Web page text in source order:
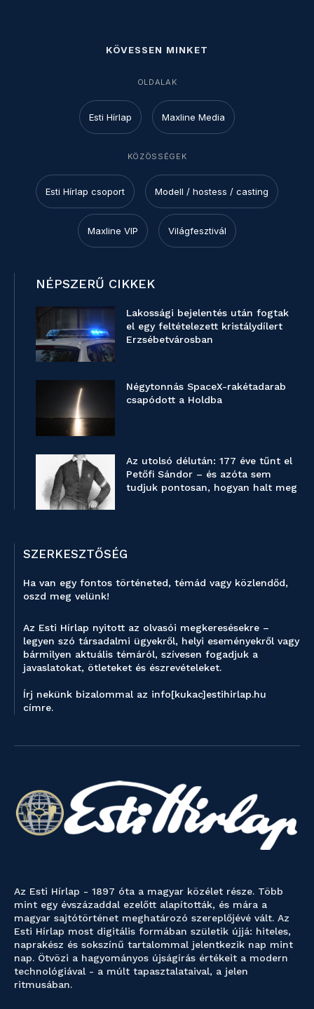
KÖVESSEN MINKET
OLDALAK
Esti Hírlap Maxline Media
KÖZÖSSÉGEK
Esti Hírlap csoport Modell / hostess / casting
Maxline VIP Világfesztivál
NÉPSZERŰ CIKKEK
Lakossági bejelentés után fogtak
el egy feltételezett kristálydílert
Erzsébetvárosban
Négytonnás SpaceX-rakétadarab
csapódott a Holdba
Az utolsó délután: 177 éve tűnt el
Petőfi Sándor – és azóta sem
tudjuk pontosan, hogyan halt meg
SZERKESZTŐSÉG
Ha van egy fontos történeted, témád vagy közlendőd,
oszd meg velünk!
Az Esti Hírlap nyitott az olvasói megkeresésekre –
legyen szó társadalmi ügyekről, helyi eseményekről vagy
bármilyen aktuális témáról, szívesen fogadjuk a
javaslatokat, ötleteket és észrevételeket.
Írj nekünk bizalommal az info[kukac]estihirlap.hu
címre.
Az Esti Hírlap - 1897 óta a magyar közélet része. Több
mint egy évszázaddal ezelőtt alapították, és mára a
magyar sajtótörténet meghatározó szereplőjévé vált. Az
Esti Hírlap most digitális formában születik újjá: hiteles,
naprakész és sokszínű tartalommal jelentkezik nap mint
nap. Ötvözi a hagyományos újságírás értékeit a modern
technológiával - a múlt tapasztalataival, a jelen
ritmusában.